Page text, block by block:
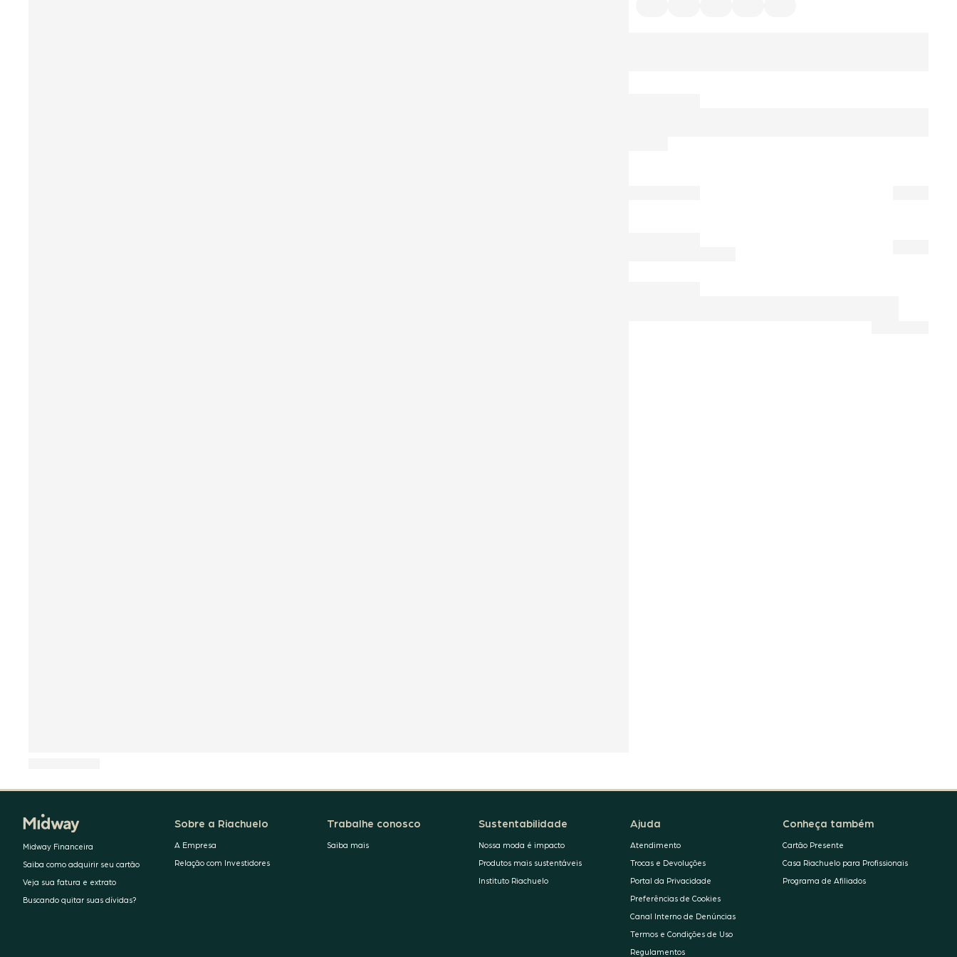
Midway Financeira
Saiba como adquirir seu cartão
Veja sua fatura e extrato
Buscando quitar suas dívidas?
Sobre a Riachuelo
A Empresa
Relação com Investidores
Trabalhe conosco
Saiba mais
Sustentabilidade
Nossa moda é impacto
Produtos mais sustentáveis
Instituto Riachuelo
Ajuda
Atendimento
Trocas e Devoluções
Portal da Privacidade
Preferências de Cookies
Canal Interno de Denúncias
Termos e Condições de Uso
Regulamentos
Conheça também
Cartão Presente
Casa Riachuelo para Profissionais
Programa de Afiliados